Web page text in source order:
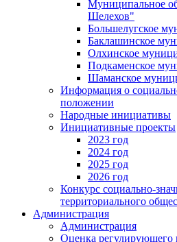
Муниципальное
Шелехов"
Большелугское
Баклашинское
Олхинское
Подкаменское
Шаманское
Информация о
положении
Народные инициативы
Инициативные проекты
2023 год
2024 год
2025 год
2026 год
Конкурс социально-
территориального
Администрация
Администрация
Оценка регулирующего